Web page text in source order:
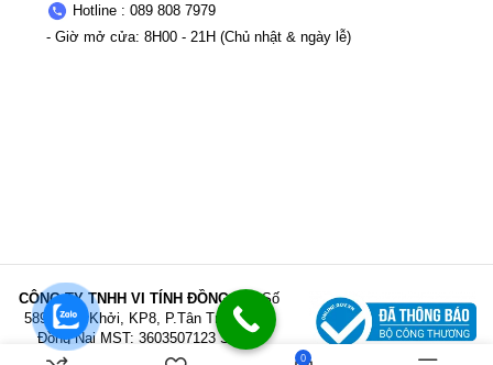
Hotline : 089 808 7979
- Giờ mở cửa: 8H00 - 21H (Chủ nhật & ngày lễ)
CÔNG TY TNHH VI TÍNH ĐỒNG NAI
Số
589,Đồng Khởi, KP8, P.Tân Triều, Tỉnh
Đồng Nai MST: 3603507123 Sở Kế
hoạch và Đầu tư Tỉnh Đồng Nai cấp ngày
0